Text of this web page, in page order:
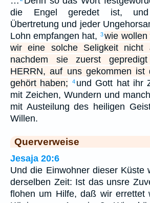
die Engel geredet ist,
Übertretung und jeder
Lohn empfangen hat,
3 wie wollen
wir eine solche Seligkeit nicht
nachdem sie zuerst
HERRN, auf uns gekommen
gehört haben;
4 und Gott hat ihr
mit Zeichen, Wundern und
mit Austeilung des heiligen
Willen.
Querverweise
Jesaja 20:6
Und die Einwohner dieser Küste
derselben Zeit: Ist das unsre
flohen um Hilfe, daß wir errettet